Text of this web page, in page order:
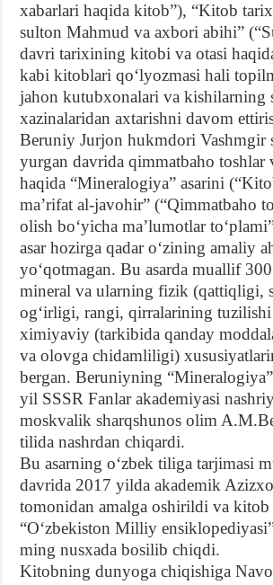
xabarlari haqida kitob”), “Kitob
sulton Mahmud va axbori abihi”
davri tarixining kitobi va otasi
kabi kitoblari qoʻlyozmasi hali
jahon kutubxonalari va kishilarning
xazinalaridan axtarishni davom
Beruniy Jurjon hukmdori Vashmgir
yurgan davrida qimmatbaho toshlar
haqida “Mineralogiya” asarini
maʼrifat al-javohir” (“Qimmatbaho
olish boʻyicha maʼlumotlar
asar hozirga qadar oʻzining amaliy
yoʻqotmagan. Bu asarda muallif
mineral va ularning fizik (qattiqligi,
ogʻirligi, rangi, qirralarining tuzilishi
ximiyaviy (tarkibida qanday
va olovga chidamliligi)
bergan. Beruniyning
yil SSSR Fanlar akademiyasi
moskvalik sharqshunos olim
tilida nashrdan chiqardi.
Bu asarning oʻzbek tiliga tarjimasi
davrida 2017 yilda akademik
tomonidan amalga oshirildi va
“Oʻzbekiston Milliy
ming nusxada bosilib chiqdi.
Kitobning dunyoga chiqishiga